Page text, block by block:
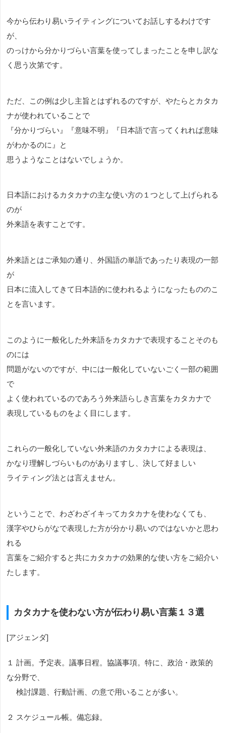
今から伝わり易いライティングについてお話しするわけです
が、
のっけから分かりづらい言葉を使ってしまったことを申し訳な
く思う次第です。
ただ、この例は少し主旨とはずれるのですが、やたらとカタカ
ナが使われていることで
『分かりづらい』『意味不明』『日本語で言ってくれれば意味
がわかるのに』と
思うようなことはないでしょうか。
日本語におけるカタカナの主な使い方の１つとして上げられる
のが
外来語を表すことです。
外来語とはご承知の通り、外国語の単語であったり表現の一部
が
日本に流入してきて日本語的に使われるようになったもののこ
とを言います。
このように一般化した外来語をカタカナで表現することそのも
のには
問題がないのですが、中には一般化していないごく一部の範囲
で
よく使われているのであろう外来語らしき言葉をカタカナで
表現しているものをよく目にします。
これらの一般化していない外来語のカタカナによる表現は、
かなり理解しづらいものがありますし、決して好ましい
ライティング法とは言えません。
ということで、わざわざイキってカタカナを使わなくても、
漢字やひらがなで表現した方が分かり易いのではないかと思わ
れる
言葉をご紹介すると共にカタカナの効果的な使い方をご紹介い
たします。
カタカナを使わない方が伝わり易い言葉１３選
[アジェンダ]
１ 計画。予定表。議事日程。協議事項。特に、政治・政策的
な分野で、
検討課題、行動計画、の意で用いることが多い。
２ スケジュール帳。備忘録。